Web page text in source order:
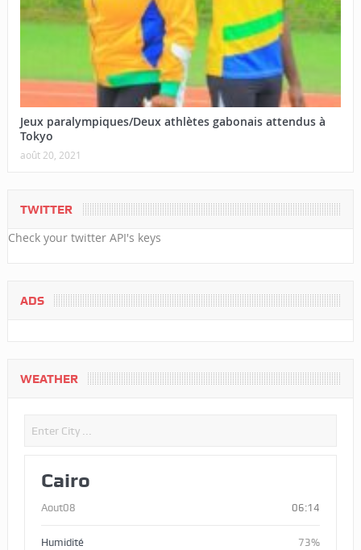
Jeux paralympiques/Deux athlètes gabonais attendus à
Tokyo
août 20, 2021
TWITTER
Check your twitter API's keys
ADS
WEATHER
Cairo
Aout08 06:14
Humidité
73%